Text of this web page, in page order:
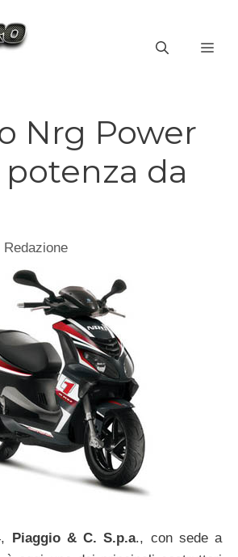
Nrg Power
potenza da
Redazione
Piaggio & C. S.p.a., con sede a